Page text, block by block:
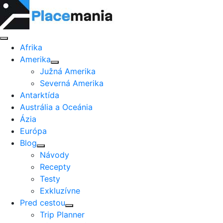
Afrika
Amerika
Južná Amerika
Severná Amerika
Antarktída
Austrália a Oceánia
Ázia
Európa
Blog
Návody
Recepty
Testy
Exkluzívne
Pred cestou
Trip Planner